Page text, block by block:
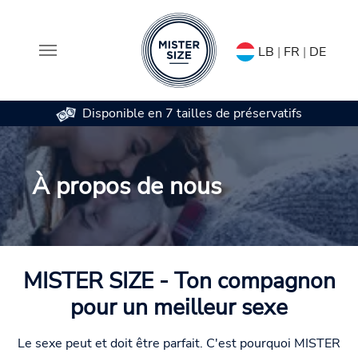
Aller au contenu principal
LB | FR | DE
Disponible en 7 tailles de préservatifs
À propos de nous
MISTER SIZE - Ton compagnon
pour un meilleur sexe
Le sexe peut et doit être parfait. C'est pourquoi MISTER